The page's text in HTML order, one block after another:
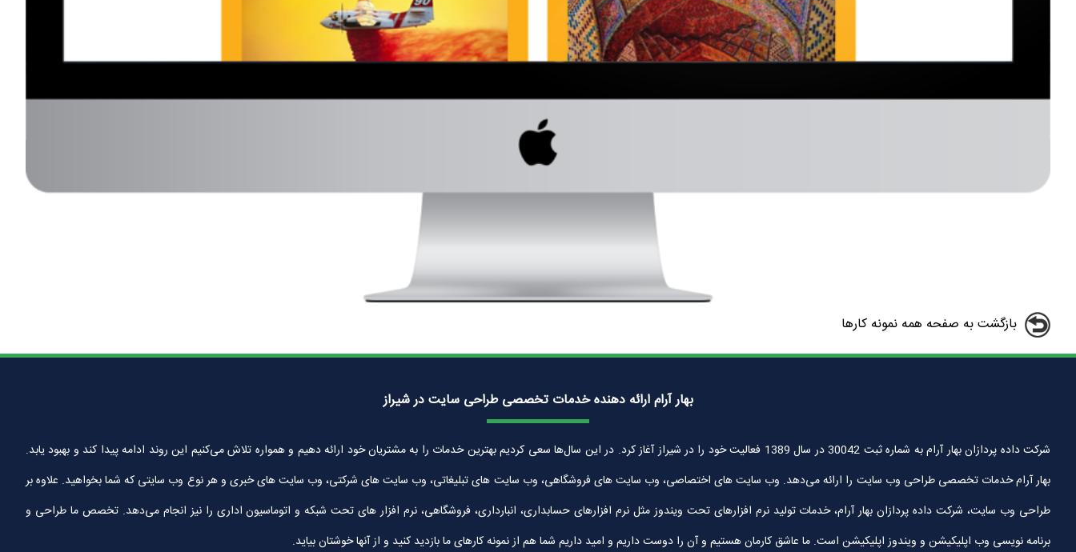
بازگشت به صفحه همه نمونه کارها
بهار آرام ارائه دهنده خدمات تخصصی طراحی سایت در شیراز
شرکت داده پردازان بهار آرام به شماره ثبت 30042 در سال 1389 فعالیت خود را در شیراز آغاز کرد. در این سال‌ها سعی کردیم بهترین خدمات را به مشتریان خود ارائه دهیم و همواره تلاش می‌کنیم این روند ادامه پیدا کند و بهبود یابد.
بهار آرام خدمات تخصصی طراحی وب سایت را ارائه می‌دهد. وب سایت های اختصاصی، وب سایت های فروشگاهی، وب سایت های تبلیغاتی، وب سایت های شرکتی، وب سایت های خبری و هر نوع وب سایتی که شما بخواهید. علاوه بر
طراحی وب سایت، شرکت داده پردازان بهار آرام، خدمات تولید نرم افزارهای تحت ویندوز مثل نرم افزارهای حسابداری، انبارداری، فروشگاهی، نرم افزار های تحت شبکه و اتوماسیون اداری را نیز انجام می‌دهد. تخصص ما طراحی و
برنامه نویسی وب اپلیکیشن و ویندوز اپلیکیشن است. ما عاشق کارمان هستیم و آن را دوست داریم و امید داریم شما هم از نمونه کارهای ما بازدید کنید و از آنها خوشتان بیاید.